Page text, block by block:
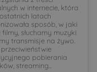
w internecie, która
latach
sposób, w jaki
słuchamy muzyki
transmisje na żywo.
pobierania
streaming...